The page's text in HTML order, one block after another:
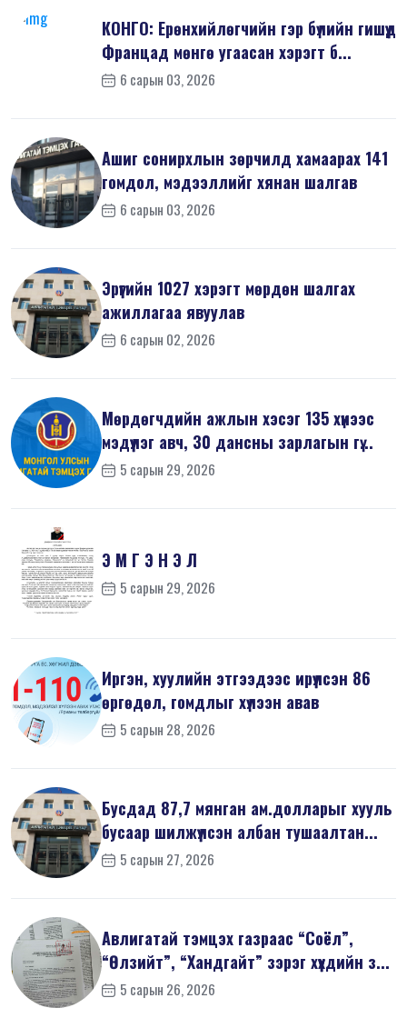
КОНГО: Ерөнхийлөгчийн гэр бүлийн гишүүд
Францад мөнгө угаасан хэрэгт б...
6 сарын 03, 2026
Ашиг сонирхлын зөрчилд хамаарах 141
гомдол, мэдээллийг хянан шалгав
6 сарын 03, 2026
Эрүүгийн 1027 хэрэгт мөрдөн шалгах
ажиллагаа явуулав
6 сарын 02, 2026
Мөрдөгчдийн ажлын хэсэг 135 хүнээс
мэдүүлэг авч, 30 дансны зарлагын гү...
5 сарын 29, 2026
Э М Г Э Н Э Л
5 сарын 29, 2026
Иргэн, хуулийн этгээдээс ирүүлсэн 86
өргөдөл, гомдлыг хүлээн авав
5 сарын 28, 2026
Бусдад 87,7 мянган ам.долларыг хууль
бусаар шилжүүлсэн албан тушаалтан...
5 сарын 27, 2026
Авлигатай тэмцэх газраас “Соёл”,
“Өлзийт”, “Хандгайт” зэрэг хүүхдийн з...
5 сарын 26, 2026